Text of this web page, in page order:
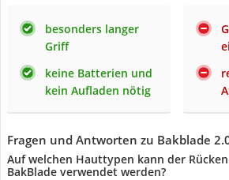
besonders langer
Griff
keine Batterien und
kein Aufladen nötig
Fragen und Antworten zu Bakblade
Auf welchen Hauttypen kann der
BakBlade verwendet werden?